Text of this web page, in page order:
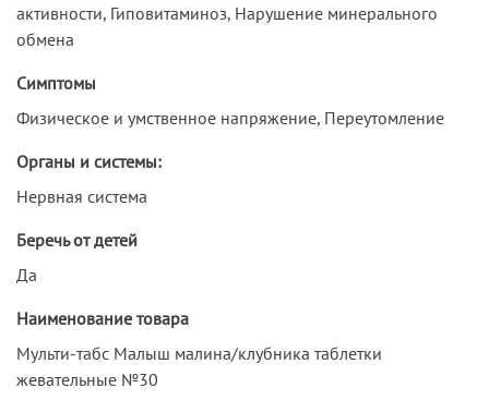
активности, Гиповитаминоз, Нарушение минерального
обмена
Симптомы
Физическое и умственное напряжение, Переутомление
Органы и системы:
Нервная система
Беречь от детей
Да
Наименование товара
Мульти-табс Малыш малина/клубника таблетки
жевательные №30